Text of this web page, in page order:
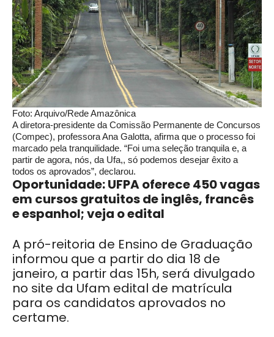
Foto: Arquivo/Rede Amazônica
A diretora-presidente da Comissão Permanente de Concursos
(Compec), professora Ana Galotta, afirma que o processo foi
marcado pela tranquilidade. “Foi uma seleção tranquila e, a
partir de agora, nós, da Ufa,, só podemos desejar êxito a
todos os aprovados”, declarou.
Oportunidade: UFPA oferece 450 vagas
em cursos gratuitos de inglês, francês
e espanhol; veja o edital
A pró-reitoria de Ensino de Graduação
informou que a partir do dia 18 de
janeiro, a partir das 15h, será divulgado
no site da Ufam edital de matrícula
para os candidatos aprovados no
certame.